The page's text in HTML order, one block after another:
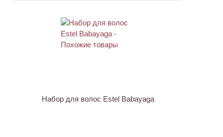
Набор для волос Estel Babayaga